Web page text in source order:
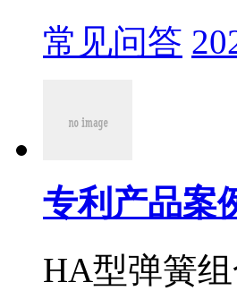
常见问答
专利产品案
HA型弹簧